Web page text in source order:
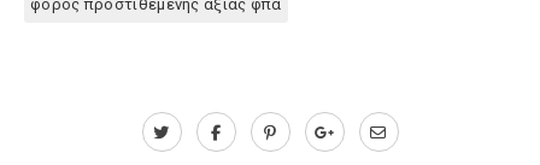
φορος προστιθεμενης αξιας φπα